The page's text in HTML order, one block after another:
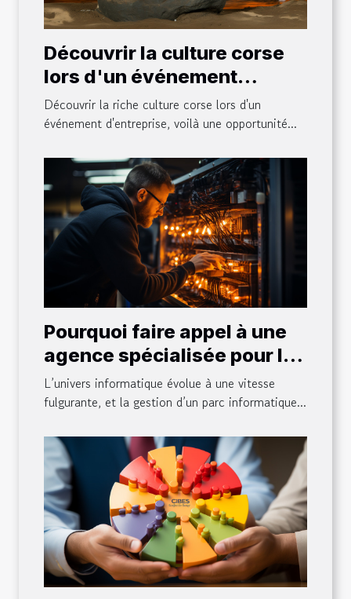
Découvrir la culture corse
lors d'un événement
d'entreprise
Découvrir la riche culture corse lors d'un
événement d'entreprise, voilà une opportunité...
Pourquoi faire appel à une
agence spécialisée pour la
maintenance et la gestion
de votre parc informatique
L’univers informatique évolue à une vitesse
fulgurante, et la gestion d’un parc informatique...